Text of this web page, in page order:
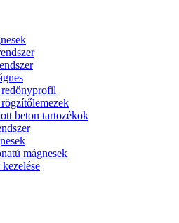
redőnyprofil
beton tartozékok
mágnesek